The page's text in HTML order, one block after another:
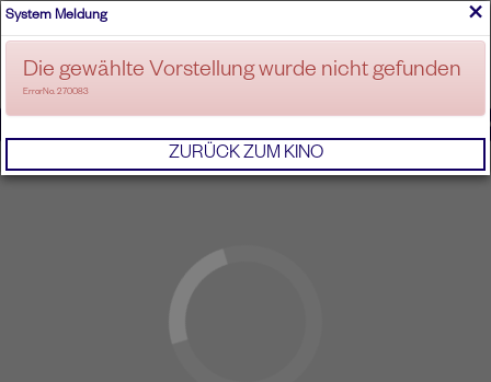
ANMELDEN
×
System Meldung
Die gewählte Vorstellung wurde nicht gefunden
ErrorNo. 270083
ZURÜCK ZUM KINO